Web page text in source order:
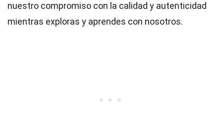
nuestro compromiso con la calidad y autenticidad
mientras exploras y aprendes con nosotros.